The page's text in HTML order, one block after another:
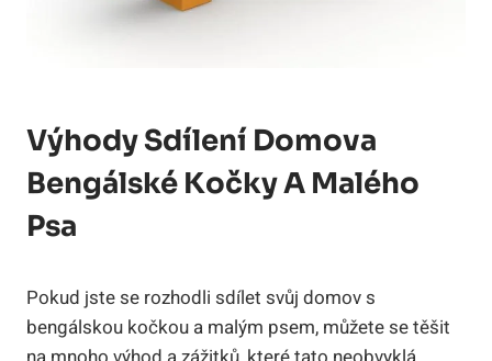
Výhody Sdílení Domova
Bengálské Kočky A Malého
Psa
Pokud jste se rozhodli sdílet svůj domov s
bengálskou kočkou a malým psem, můžete se těšit